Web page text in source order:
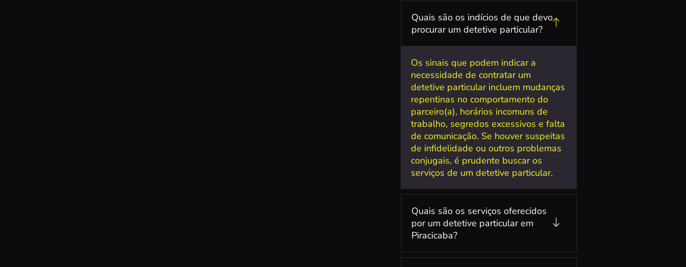
Quais são os indícios de que devo
procurar um detetive particular?
Os sinais que podem indicar a
necessidade de contratar um
detetive particular incluem mudanças
repentinas no comportamento do
parceiro(a), horários incomuns de
trabalho, segredos excessivos e falta
de comunicação. Se houver suspeitas
de infidelidade ou outros problemas
conjugais, é prudente buscar os
serviços de um detetive particular.
Quais são os serviços oferecidos
por um detetive particular em
Piracicaba?